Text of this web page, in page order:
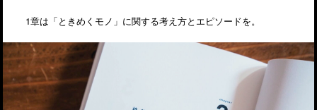
1章は「ときめくモノ」に関する考え方とエピソードを。